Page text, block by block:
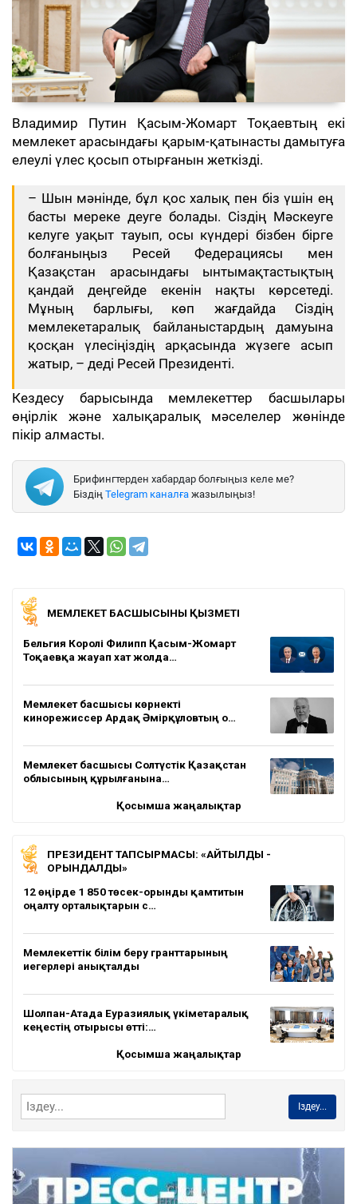
Владимир Путин Қасым-Жомарт Тоқаевтың екі
мемлекет арасындағы қарым-қатынасты дамытуға
елеулі үлес қосып отырғанын жеткізді.
– Шын мәнінде, бұл қос халық пен біз үшін ең
басты мереке деуге болады. Сіздің Мәскеуге
келуге уақыт тауып, осы күндері бізбен бірге
болғаныңыз Ресей Федерациясы мен
Қазақстан арасындағы ынтымақтастықтың
қандай деңгейде екенін нақты көрсетеді.
Мұның барлығы, көп жағдайда Сіздің
мемлекетаралық байланыстардың дамуына
қосқан үлесіңіздің арқасында жүзеге асып
жатыр, – деді Ресей Президенті.
Кездесу барысында мемлекеттер басшылары
өңірлік және халықаралық мәселелер жөнінде
пікір алмасты.
Брифингтерден хабардар болғыңыз келе ме?
Біздің Telegram каналға жазылыңыз!
МЕМЛЕКЕТ БАСШЫСЫНЫҢ ҚЫЗМЕТІ
Бельгия Королі Филипп Қасым-Жомарт
Тоқаевқа жауап хат жолда…
Мемлекет басшысы көрнекті
кинорежиссер Ардақ Әмірқұловтың о…
Мемлекет басшысы Солтүстік Қазақстан
облысының құрылғанына…
Қосымша жаңалықтар
ПРЕЗИДЕНТ ТАПСЫРМАСЫ: «АЙТЫЛДЫ -
ОРЫНДАЛДЫ»
12 өңірде 1 850 төсек-орынды қамтитын
оңалту орталықтарын с…
Мемлекеттік білім беру гранттарының
иегерлері анықталды
Шолпан-Атада Еуразиялық үкіметаралық
кеңестің отырысы өтті:…
Қосымша жаңалықтар
Іздеу...